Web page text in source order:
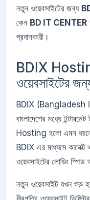
নতুন ওয়েবসাইটের জন্য
কেন BD IT CENTER
প্রদানকারী।
BDIX
ওয়েবসাইটের
BDIX (Bangladesh
বাংলাদেশের মধ্যে
Hosting হলো এমন ধরনের
BDIX এর মাধ্যমে কানেক্ট
ওয়েবসাইটের লোডিং
নতুন ওয়েবসাইট যখন শুরু